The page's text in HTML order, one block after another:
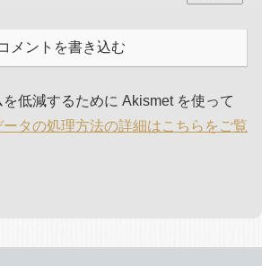
メントを書き込む
低減するために Akismet を使って
ータの処理方法の詳細はこちらをご覧